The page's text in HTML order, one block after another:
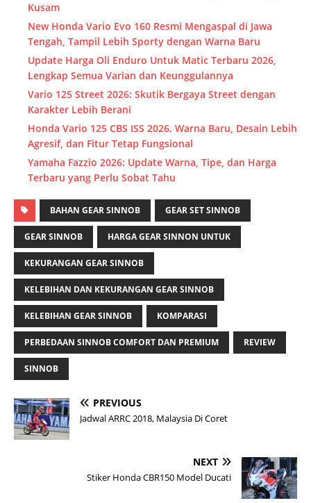
Kusam
New Honda Vario Evo 160 Resmi Mengaspal di Jawa
Tengah, Tampil Lebih Sporty dengan Warna Baru
Update Harga Oli Enduro Untuk Matic Terbaru 2026,
Lengkap Semua Varian dan Keunggulannya
Vario 125 Street 2026: Skutik Bergaya Street dengan
Karakter Lebih Berani
Honda Vario 125 CBS ISS 2026. Warna Baru, Desain Lebih
Agresif, dan Fitur Tetap Fungsional
Yamaha Fazzio 2026: Update Warna, Tipe, dan Harga
Terbaru yang Perlu Sobat Tahu
BAHAN GEAR SINNOB GEAR SET SINNOB
GEAR SINNOB HARGA GEAR SINNON UNTUK
KEKURANGAN GEAR SINNOB
KELEBIHAN DAN KEKURANGAN GEAR SINNOB
KELEBIHAN GEAR SINNOB KOMPARASI
PERBEDAAN SINNOB COMFORT DAN PREMIUM REVIEW
SINNOB
PREVIOUS
Jadwal ARRC 2018, Malaysia Di Coret
NEXT
Stiker Honda CBR150 Model Ducati